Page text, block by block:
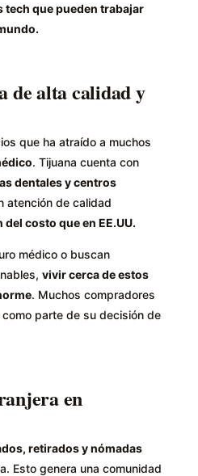
tech que pueden trabajar
de alta calidad y
que ha atraído a muchos
. Tijuana cuenta con
dentales y centros
atención de calidad
costo que en EE.UU.
médico o buscan
vivir cerca de estos
. Muchos compradores
parte de su decisión de
en
retirados y nómadas
Esto genera una comunidad